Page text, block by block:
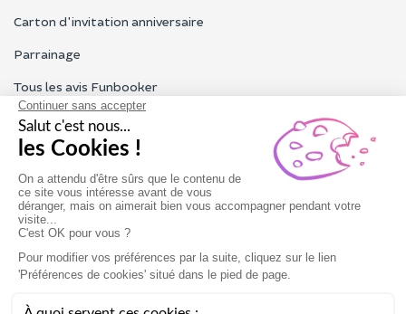
Carton d'invitation anniversaire
Parrainage
Tous les avis Funbooker
Particuliers, entreprises, professionnels
Notre service client est ouvert du lundi au vendredi de 9h à 18h
Nous contacter